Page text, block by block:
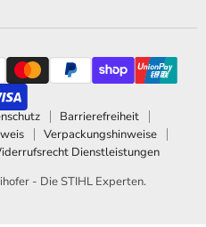
Barrierefreiheit
Verpackungshinweise
Dienstleistungen
- Die STIHL Experten.